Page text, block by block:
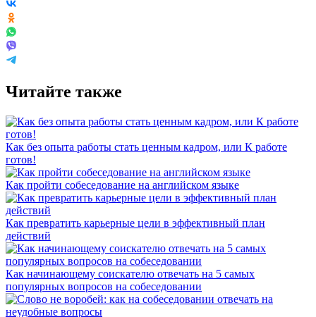
Читайте также
Как без опыта работы стать ценным кадром, или К работе
готов!
Как пройти собеседование на английском языке
Как превратить карьерные цели в эффективный план
действий
Как начинающему соискателю отвечать на 5 самых
популярных вопросов на собеседовании